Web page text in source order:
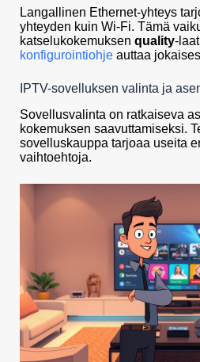
Langallinen Ethernet-yhteys
yhteyden kuin Wi-Fi. Tämä
katselukokemuksen quality-
konfigurointiohje auttaa
IPTV-sovelluksen valinta ja
Sovellusvalinta on ratkaiseva
kokemuksen saavuttamiseksi.
sovelluskauppa tarjoaa useita
vaihtoehtoja.